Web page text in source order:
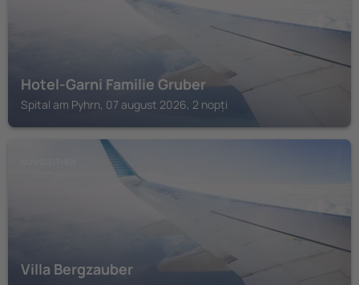
Hotel-Garni Familie Gruber
Spital am Pyhrn, 07 august 2026, 2 nopți
Villa Bergzauber